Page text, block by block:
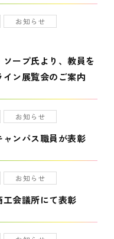
お知らせ
ープ氏より、教員を
ン展覧会のご案内
お知らせ
ンパス職員が表彰
お知らせ
会議所にて表彰